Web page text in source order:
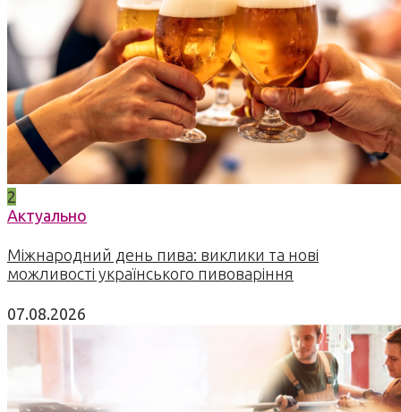
2
Актуально
Міжнародний день пива: виклики та нові
можливості українського пивоваріння
07.08.2026